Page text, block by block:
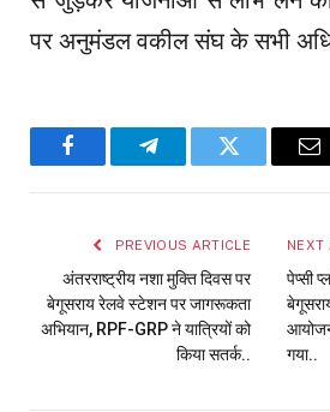
पर अनुमंडल वकील संघ के सभी
FacebookTelegramTwitter
PREVIOUS ARTICLE
अंतरराष्ट्रीय नशा मुक्ति दिवस पर
बेगूसराय रेलवे स्टेशन पर जागरूकता
अभियान, RPF-GRP ने यात्रियों को
किया सतर्क..
NEXT
पेप्सी
गया..